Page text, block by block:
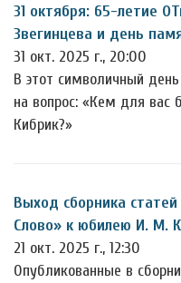
31 октября: 65-летие
Звегинцева и день
31 окт. 2025 г., 20:00
В этот символичный
на вопрос: «Кем для вас
Кибрик?»
Выход сборника
Слово» к юбилею И. М.
21 окт. 2025 г., 12:30
Опубликованные в